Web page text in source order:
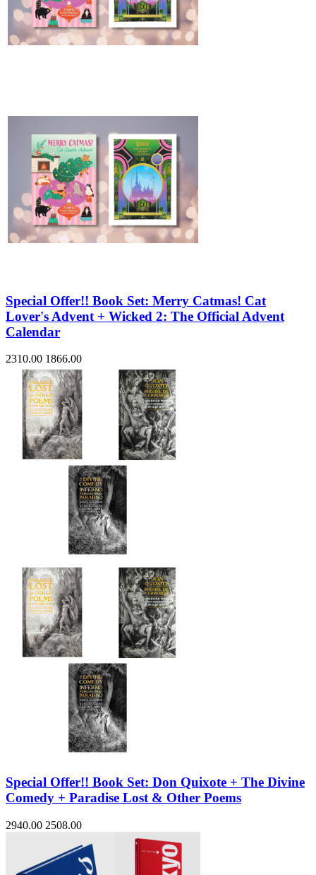
Special Offer!! Book Set: Merry Catmas! Cat
Lover's Advent + Wicked 2: The Official Advent
Calendar
2310.00 1866.00
Special Offer!! Book Set: Don Quixote + The Divine
Comedy + Paradise Lost & Other Poems
2940.00 2508.00